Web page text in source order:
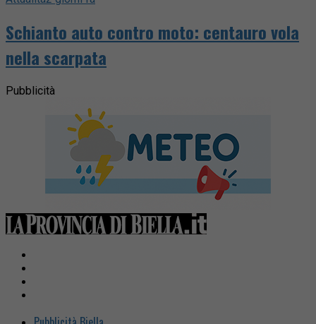
Schianto auto contro moto: centauro vola
nella scarpata
Pubblicità